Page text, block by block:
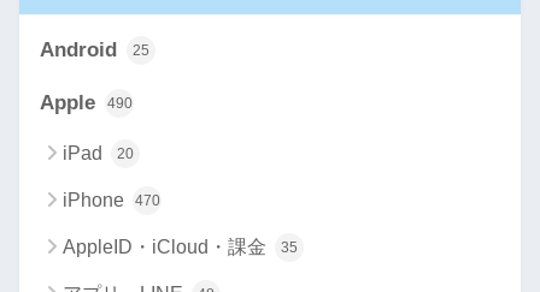
Android 25
Apple 490
iPad 20
iPhone 470
AppleID・iCloud・課金 35